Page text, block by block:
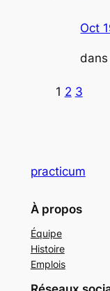
Oct
dans
1 2 3
practicum
À propos
Équipe
Histoire
Emplois